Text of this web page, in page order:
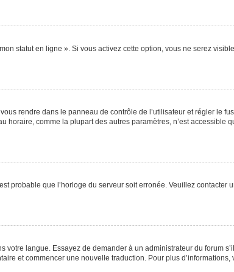
statut en ligne ». Si vous activez cette option, vous ne serez
rendre dans le panneau de contrôle de l’utilisateur et régler le
comme la plupart des autres paramètres, n’est accessible
probable que l’horloge du serveur soit erronée. Veuillez contacter
langue. Essayez de demander à un administrateur du forum
et commencer une nouvelle traduction. Pour plus